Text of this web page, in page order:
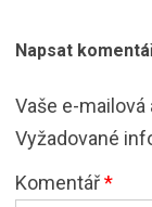
Napsat
Vaše e-
Vyžadované
Komentář*